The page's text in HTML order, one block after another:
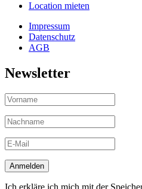
Location mieten
Impressum
Datenschutz
AGB
Newsletter
Ich erkläre ich mich mit der